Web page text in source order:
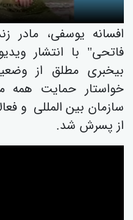
افسانە یوسفی، مادر
فاتحی" با انتشار
بیخبری مطلق از
خواستار حمایت همه
سازمان بین المللی و
از پسرش شد.